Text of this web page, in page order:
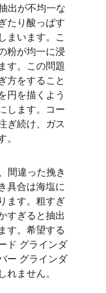
出が不均一な
たり酸っぱす
まいます。こ
粉が均一に浸
す。この問題
方をすること
円を描くよう
します。コー
ぎ続け、ガス
。
間違った挽き
具合は海塩に
ます。粗すぎ
すぎると抽出
す。希望する
ド グラインダ
ー グラインダ
れません。